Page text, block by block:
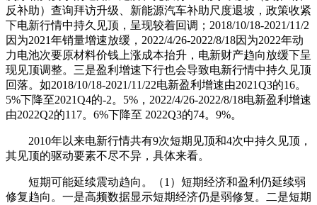
反补助）查询拜访升级、新能源汽车补助尺度退坡，政策收紧
下电新行情中持久见顶，呈现较着回调；2018/10/18-2021/11/2
因为2021年销量增速放缓，2022/4/26-2022/8/18因为2022年动
力电池次要原材料价钱上涨成本抬升，电新财产趋向放缓下呈
现见顶调整。三是盈利增速下行也会导致电新行情中持久见顶
回落。如2018/10/18-2021/11/22电新盈利增速由2021Q3的16。
5%下降至2021Q4的-2。5%，2022/4/26-2022/8/18电新盈利增速
由2022Q2的117。6%下降至 2022Q3的74。9%。
2010年以来电新行情共有9次短期见顶和4次中持久见顶，
其见顶的驱动要素不尽不异，具体来看。
短期可能延续震动趋向。（1）短期经济和盈利仍延续弱
修复趋向。一是高频数据显示短期经济仍是弱修复。二是短期